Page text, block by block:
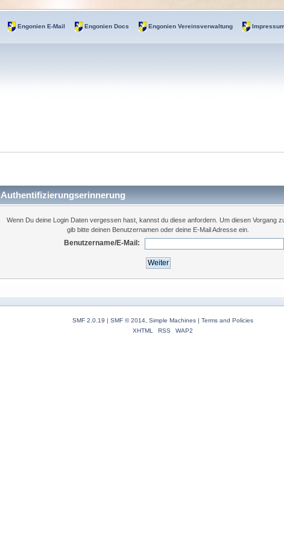
Engonien E-Mail Engonien Docs Engonien Vereinsverwaltung
Authentifizierungserinnerung
Wenn Du deine Login Daten vergessen hast, kannst du diese anfordern. Um diesen Vorgang
gib bitte deinen Benutzernamen oder deine E-Mail Adresse ein.
Benutzername/E-Mail:
SMF 2.0.19 | SMF © 2014, Simple Machines| Terms and Policies
XHTML
RSS WAP2